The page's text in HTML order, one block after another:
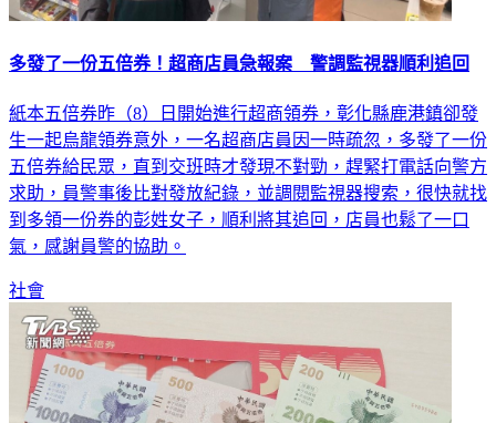
多發了一份五倍券！超商店員急報案 警調監視器順利追回
紙本五倍券昨（8）日開始進行超商領券，彰化縣鹿港鎮卻發
生一起烏龍領券意外，一名超商店員因一時疏忽，多發了一份
五倍券給民眾，直到交班時才發現不對勁，趕緊打電話向警方
求助，員警事後比對發放紀錄，並調閱監視器搜索，很快就找
到多領一份券的彭姓女子，順利將其追回，店員也鬆了一口
氣，感謝員警的協助。
社會